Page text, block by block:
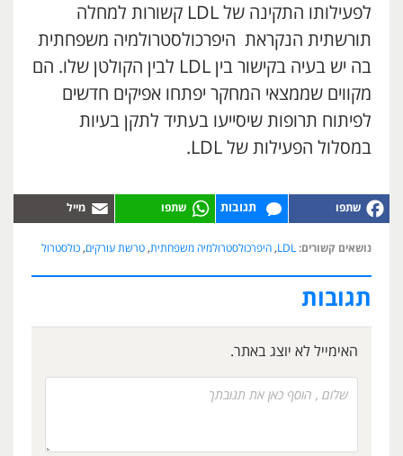
לפעילותו התקינה של LDL קשורות למחלה
תורשתית הנקראת היפרכולסטרולמיה משפחתית
בה יש בעיה בקישור בין LDL לבין הקולטן שלו. הם
מקווים שממצאי המחקר יפתחו אפיקים חדשים
לפיתוח תרופות שיסייעו בעתיד לתקן בעיות
במסלול הפעילות של LDL.
תגובות
נושאים קשורים: LDL
, היפרכולסטרולמיה משפחתית, טרשת עורקים, כולסטרול
תגובות
האימייל לא יוצג באתר.